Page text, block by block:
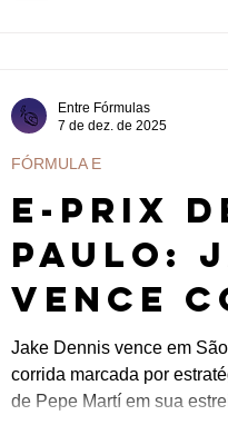
E-PRIX
PAULO:
vence
Jake Dennis vence em
corrida marcada por
de Pepe Martí em sua estreia
FÓRMULA E
Entre Fórmulas
7 de dez. de 2025